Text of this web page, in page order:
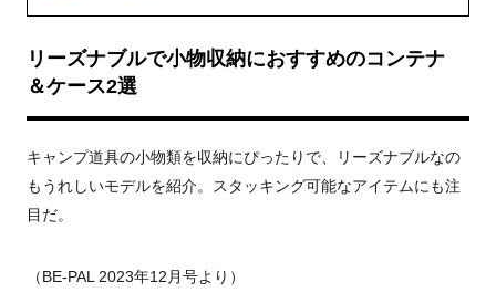
リーズナブルで小物収納におすすめのコンテナ
＆ケース2選
キャンプ道具の小物類を収納にぴったりで、リーズナブルなの
もうれしいモデルを紹介。スタッキング可能なアイテムにも注
目だ。
（BE-PAL 2023年12月号より）